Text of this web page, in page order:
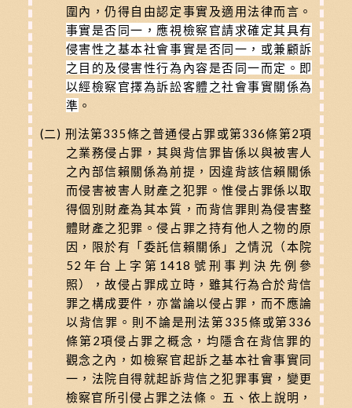
圍內，仍得自由認定事實及適用法律而言。
事實是否同一，應視檢察官請求確定其具有
侵害性之基本社會事實是否同一，或兼顧訴
之目的及侵害性行為內容是否同一而定。即
以經檢察官擇為訴訟客體之社會事實關係為
準 。
(二) 刑法第335條之普通侵占罪或第336條第2項
之業務侵占罪，其與背信罪皆係以與被害人
之內部信賴關係為前提，因違背該信賴關係
而侵害被害人財產之犯罪。惟侵占罪係以取
得個別財產為其本質，而背信罪則為侵害整
體財產之犯罪。侵占罪之持有他人之物的原
因，限於有「委託信賴關係」之情況（本院
52年台上字第1418號刑事判決先例參
照），故侵占罪成立時，雖其行為合於背信
罪之構成要件，亦當論以侵占罪，而不應論
以背信罪。則不論是刑法第335條或第336
條第2項侵占罪之概念，均隱含在背信罪的
觀念之內，如檢察官起訴之基本社會事實同
一，法院自得就起訴背信之犯罪事實，變更
檢察官所引侵占罪之法條。 五、依上說明，